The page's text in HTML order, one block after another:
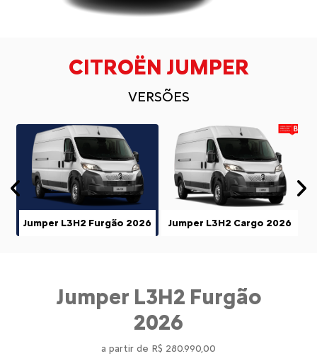
CITROËN JUMPER
VERSÕES
Jumper L3H2 Furgão 2026 Jumper L3H2 Cargo 2026
Anterior
Jumper L3H2 Furgão
2026
a partir de R$ 280.990,00